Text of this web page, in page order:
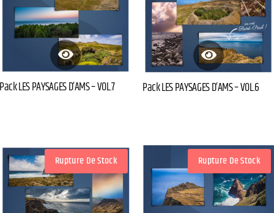
Pack LES PAYSAGES D’AMS – VOL.7 Pack LES PAYSAGES D’AMS – VOL.6
Rupture De Stock Rupture De Stock